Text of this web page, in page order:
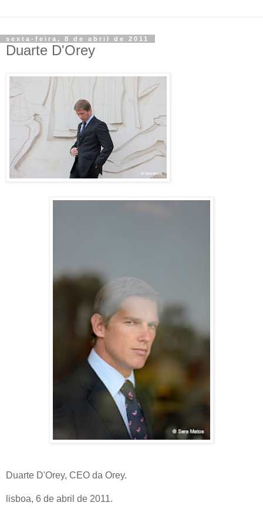
sexta-feira, 8 de abril de 2011
Duarte D'Orey
Duarte D'Orey, CEO da Orey.
lisboa, 6 de abril de 2011.